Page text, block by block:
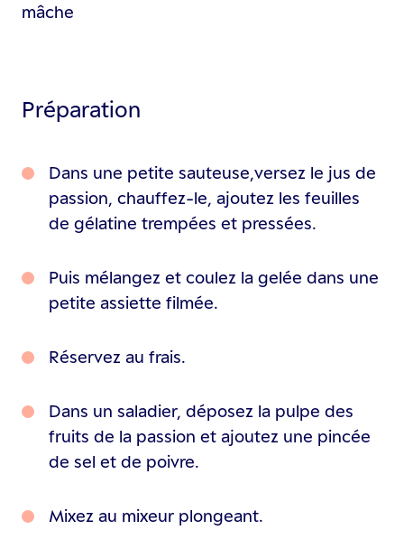
mâche
Préparation
Dans une petite sauteuse,versez le jus de
passion, chauffez-le, ajoutez les feuilles
de gélatine trempées et pressées.
Puis mélangez et coulez la gelée dans une
petite assiette filmée.
Réservez au frais.
Dans un saladier, déposez la pulpe des
fruits de la passion et ajoutez une pincée
de sel et de poivre.
Mixez au mixeur plongeant.